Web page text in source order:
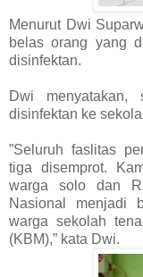
Menurut Dwi
belas orang yang
disinfektan.
Dwi menyatakan,
disinfektan ke
”Seluruh faslitas
tiga disemprot.
warga solo dan
Nasional menjadi
warga sekolah
(KBM),” kata Dwi.